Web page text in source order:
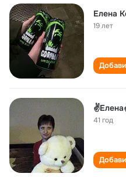
Елена
19 лет
41 год